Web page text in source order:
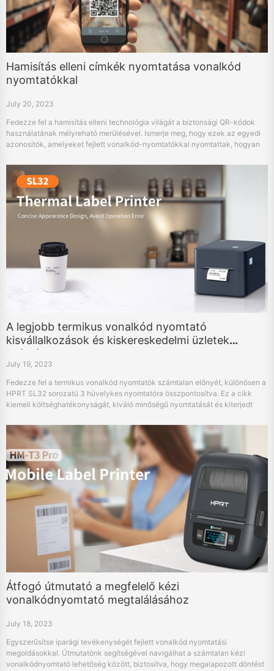
Hamisítás elleni címkék nyomtatása vonalkód
nyomtatókkal
July 20, 2023
Fedezze fel a hamisítás elleni technológia világát a biztonsági QR-kódok
használatának mélyreható merülésével. Ismerje meg, hogy ezek az egyedi
azonosítók, amelyeket fejlett vonalkód-nyomtatókkal nyomtattak, hogyan
meg a biztonsági címkék létrehozásának, nyomtatásának és használatának
folyamatát, és fedezze fel, hogyan alakítják a márkavédelem jövőjét.
A legjobb termikus vonalkód nyomtató
kisvállalkozások és kiskereskedelmi üzletek
számára
July 19, 2023
Fedezze fel a termikus vonalkód nyomtatók számtalan előnyét, különösen a
HPRT SL32 sorozatú 3 hüvelykes nyomtatóra összpontosítva. Ez a cikk
kiemeli költséghatékonyságát, kiváló minőségű nyomtatását és kiterjedt
könyvesboltokban, boltokban és ajándékboltokban. Fedezze fel, hogy a
hatékony és megbízható eszközbe történő befektetés hogyan növelheti
kisvállalkozási tevékenységét.
Átfogó útmutató a megfelelő kézi
vonalkódnyomtató megtalálásához
July 18, 2023
Egyszerűsítse iparági tevékenységét fejlett vonalkód nyomtatási
megoldásokkal. Útmutatónk segítségével navigálhat a számtalan kézi
vonalkódnyomtató lehetőség között, biztosítva, hogy megalapozott döntést